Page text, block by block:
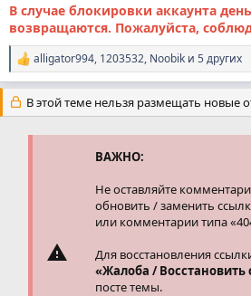
В случае блокировки аккаунта
возвращаются. Пожалуйста,
Р
е
а
к
ц
alligator994, 1203532, Noobik и 5 других
В этой теме нельзя размещать новые
ВАЖНО:
Не оставляйте
обновить / заменить
или комментарии типа
Для восстановления
«Жалоба / Восстановить
посте темы.